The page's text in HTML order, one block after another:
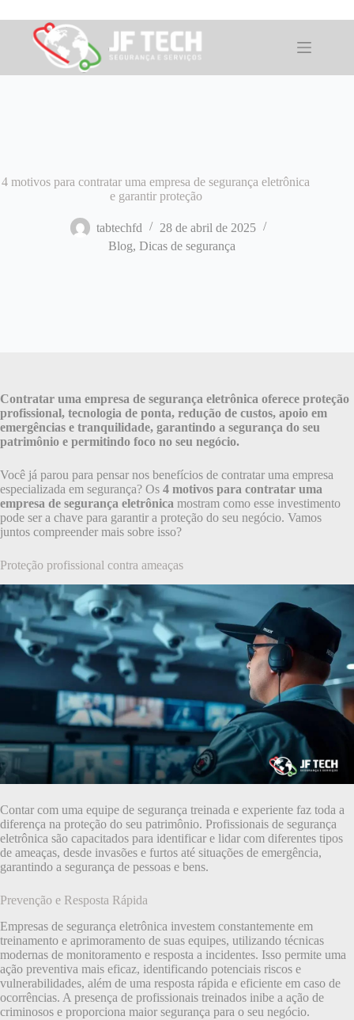
para
conteúdo
4 motivos para contratar uma empresa de segurança eletrônica
e garantir proteção
tabtechfd
28 de abril de 2025
Blog, Dicas de segurança
Contratar uma empresa de segurança eletrônica oferece proteção
profissional, tecnologia de ponta, redução de custos, apoio em
emergências e tranquilidade, garantindo a segurança do seu
patrimônio e permitindo foco no seu negócio.
Você já parou para pensar nos benefícios de contratar uma empresa
especializada em segurança? Os 4 motivos para contratar uma
empresa de segurança eletrônica mostram como esse investimento
pode ser a chave para garantir a proteção do seu negócio. Vamos
juntos compreender mais sobre isso?
Proteção profissional contra ameaças
Contar com uma equipe de segurança treinada e experiente faz toda a
diferença na proteção do seu patrimônio. Profissionais de segurança
eletrônica são capacitados para identificar e lidar com diferentes tipos
de ameaças, desde invasões e furtos até situações de emergência,
garantindo a segurança de pessoas e bens.
Prevenção e Resposta Rápida
Empresas de segurança eletrônica investem constantemente em
treinamento e aprimoramento de suas equipes, utilizando técnicas
modernas de monitoramento e resposta a incidentes. Isso permite uma
ação preventiva mais eficaz, identificando potenciais riscos e
vulnerabilidades, além de uma resposta rápida e eficiente em caso de
ocorrências. A presença de profissionais treinados inibe a ação de
criminosos e proporciona maior segurança para o seu negócio.